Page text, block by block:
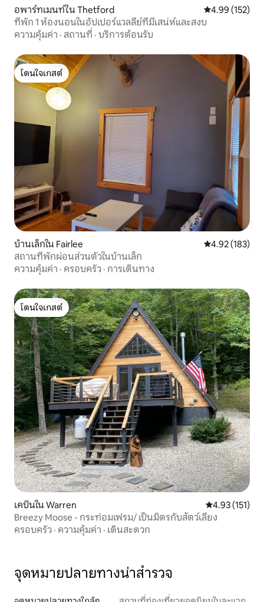
อพาร์ทเมนท์ใน Thetford คะแนนเฉลี่ย
4.99 (152)
ที่พัก 1 ห้องนอนในอัปเปอร์แวลลีย์ที่มีเสน่ห์และสงบ
ความคุ้มค่า · สถานที่ · บริการต้อนรับ
โดนใจเกสต์
โดนใจเกสต์
บ้านเล็กใน Fairlee คะแนนเฉลี่ย
4.92 (183)
สถานที่พักผ่อนส่วนตัวในบ้านเล็ก
ความคุ้มค่า · ครอบครัว · การเดินทาง
โดนใจเกสต์
โดนใจเกสต์
เคบินใน Warren คะแนนเฉลี่ย
4.93 (151)
Breezy Moose - กระท่อมเฟรม/ เป็นมิตรกับสัตว์เลี้ยง
ครอบครัว · ความคุ้มค่า · เดินสะดวก
จุดหมายปลายทางน่าสำรวจ